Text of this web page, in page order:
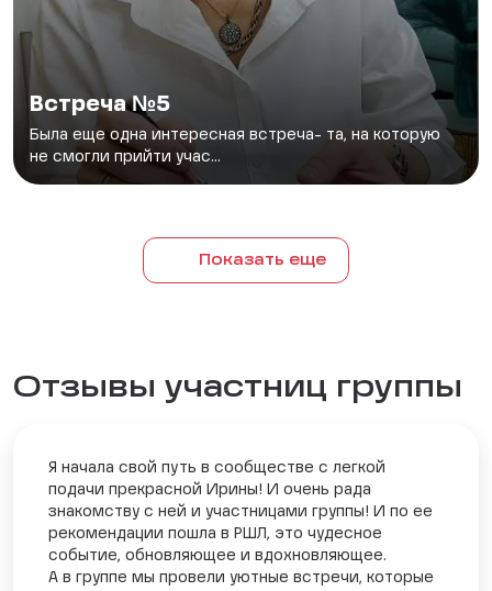
Встреча №5
Была еще одна интересная встреча- та, на которую
не смогли прийти учас...
Показать еще
Отзывы участниц группы
Я начала свой путь в сообществе с легкой
подачи прекрасной Ирины! И очень рада
знакомству с ней и участницами группы! И по ее
рекомендации пошла в РШЛ, это чудесное
событие, обновляющее и вдохновляющее.
А в группе мы провели уютные встречи, которые